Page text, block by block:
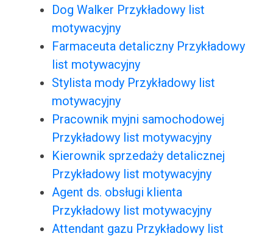
Dog Walker Przykładowy list
motywacyjny
Farmaceuta detaliczny Przykładowy
list motywacyjny
Stylista mody Przykładowy list
motywacyjny
Pracownik myjni samochodowej
Przykładowy list motywacyjny
Kierownik sprzedaży detalicznej
Przykładowy list motywacyjny
Agent ds. obsługi klienta
Przykładowy list motywacyjny
Attendant gazu Przykładowy list